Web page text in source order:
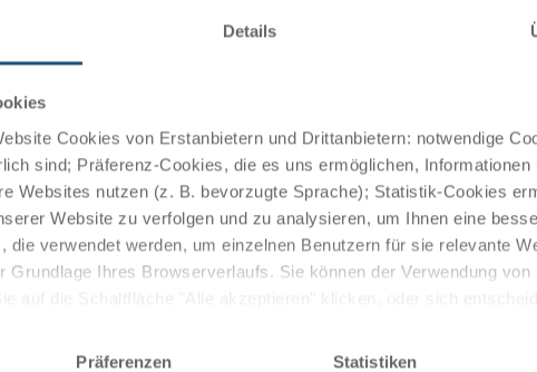
Details
Cookies von Erstanbietern und Drittanbietern: notwendige
sind; Präferenz-Cookies, die es uns ermöglichen, Informationen
Websites nutzen (z. B. bevorzugte Sprache); Statistik-Cookies
Website zu verfolgen und zu analysieren, um Ihnen eine
die verwendet werden, um einzelnen Benutzern für sie relevante
Grundlage Ihres Browserverlaufs. Sie können der Verwendung von
Präferenzen Statistiken
und verfügen über Dusche/WC, WLAN, Kaffee-
einer entspannten und eleganten Atmosphäre, das eine
bietet.